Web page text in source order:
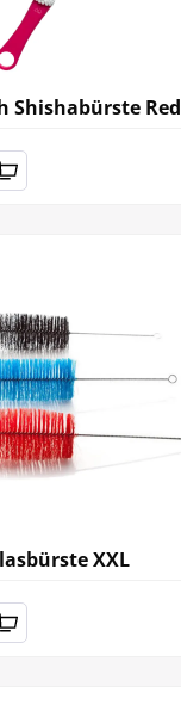
Shishabürste Red
XXL